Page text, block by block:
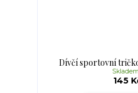
Dívčí sportovní
145